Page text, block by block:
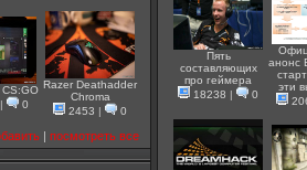
| 0
Razer Deathadder
Chroma
2453 | 0
| посмотреть все
Пять
составляющих
про геймера
18238 | 0
анонс
эти